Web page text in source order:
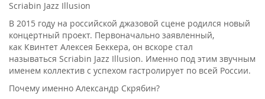
Scriabin Jazz Illusion
В 2015 году на российской джазовой сцене родился новый
концертный проект. Первоначально заявленный,
как Квинтет Алексея Беккера, он вскоре стал
называться Scriabin Jazz Illusion. Именно под этим звучным
именем коллектив с успехом гастролирует по всей России.
Почему именно Александр Скрябин?